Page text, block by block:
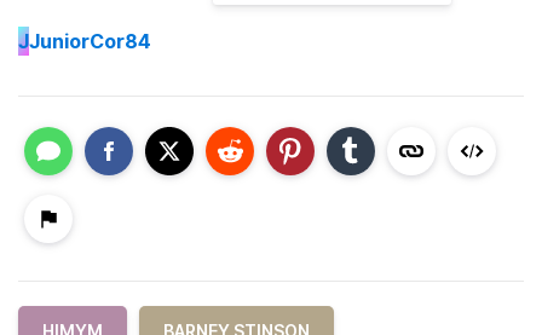
JJuniorCor84
HIMYM BARNEY STINSON